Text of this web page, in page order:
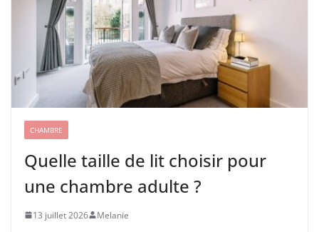
CHAMBRE
Quelle taille de lit choisir pour
une chambre adulte ?
13 juillet 2026 Melanie